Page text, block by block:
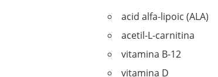
acid alfa-lipoic (ALA)
acetil-L-carnitina
vitamina B-12
vitamina D